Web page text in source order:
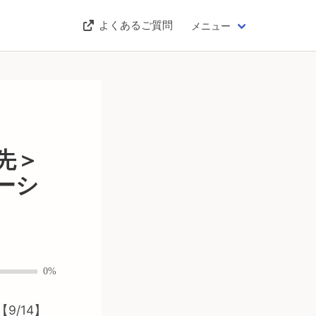
よくあるご質問 メニュー
＞
シ
0%
14】